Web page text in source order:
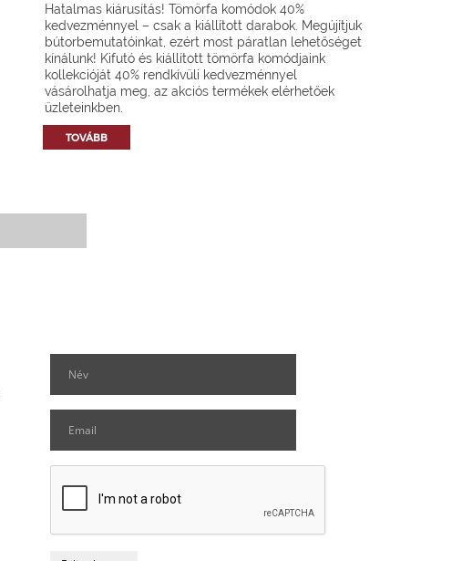
Hatalmas kiárusítás! Tömörfa komódok 40%
kedvezménnyel – csak a kiállított darabok. Megújítjuk
bútorbemutatóinkat, ezért most páratlan lehetőséget
kínálunk! Kifutó és kiállított tömörfa komódjaink
kollekcióját 40% rendkívüli kedvezménnyel
vásárolhatja meg, az akciós termékek elérhetőek
üzleteinkben.
TOVÁBB